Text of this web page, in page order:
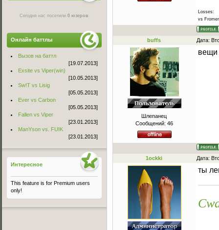
Losses:
vs
buffs Дата:
Шлепанец
Сообщений: 46
вещи
1ockki Дата:
ты
Сегодня нас посетили0 юзеров
Онлайн баттлы
Вызов на баттл
[19.07.2013]
Exsite vs Viper(win)
[10.05.2013]
Sw!T vs Lisig
[05.05.2013]
Ever vs Carbon
[05.05.2013]
Fallen vs Viper
[23.01.2013]
ManYson vs. FUIK
[23.01.2013]
Интересное
This feature is for Premium users
only!